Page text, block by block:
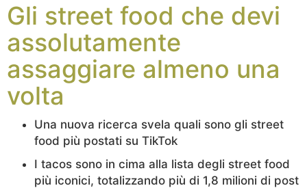
Gli street food che devi
assolutamente
assaggiare almeno una
volta
Una nuova ricerca svela quali sono gli street
food più postati su TikTok
I tacos sono in cima alla lista degli street food
più iconici, totalizzando più di 1,8 milioni di post